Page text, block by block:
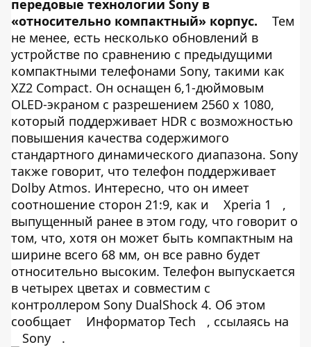
передовые технологии Sony в
«относительно компактный» корпус.
Тем
не менее, есть несколько обновлений в
устройстве по сравнению с предыдущими
компактными телефонами Sony, такими как
XZ2 Compact. Он оснащен 6,1-дюймовым
OLED-экраном с разрешением 2560 x 1080,
который поддерживает HDR с возможностью
повышения качества содержимого
стандартного динамического диапазона. Sony
также говорит, что телефон поддерживает
Dolby Atmos. Интересно, что он имеет
соотношение сторон 21:9, как и
Xperia 1
,
выпущенный ранее в этом году, что говорит о
том, что, хотя он может быть компактным на
ширине всего 68 мм, он все равно будет
относительно высоким. Телефон выпускается
в четырех цветах и ​​совместим с
контроллером Sony DualShock 4. Об этом
сообщает
Информатор Tech
, ссылаясь на
Sony
.